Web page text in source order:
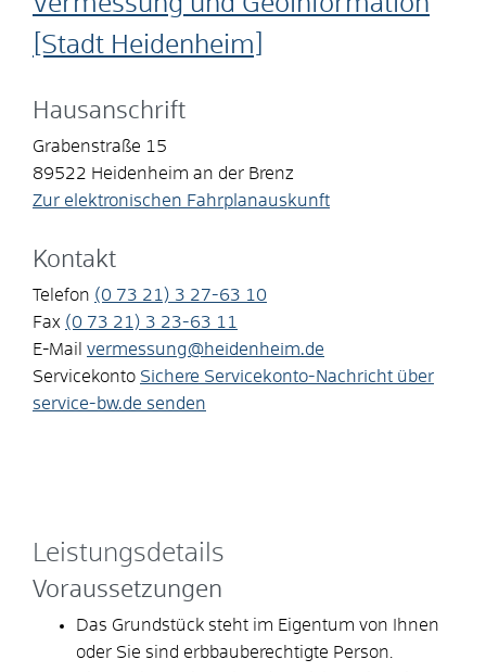
[Stadt Heidenheim]
Hausanschrift
Grabenstraße 15
89522 Heidenheim an der Brenz
Zur elektronischen Fahrplanauskunft
Kontakt
Telefon (0 73 21) 3 27-63 10
Fax (0 73 21) 3 23-63 11
E-Mail vermessung@heidenheim.de
Servicekonto Sichere Servicekonto-Nachricht über
service-bw.de senden
Leistungsdetails
Voraussetzungen
Das Grundstück steht im Eigentum von Ihnen
oder Sie sind erbbauberechtigte Person.